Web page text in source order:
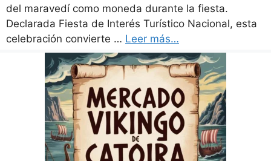
del maravedí como moneda durante la fiesta.
Declarada Fiesta de Interés Turístico Nacional, esta
celebración convierte … Leer más…